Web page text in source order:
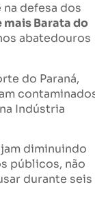
defesa dos
mais Barata do
abatedouros
do Paraná,
Indústria
diminuindo
públicos, não
durante seis